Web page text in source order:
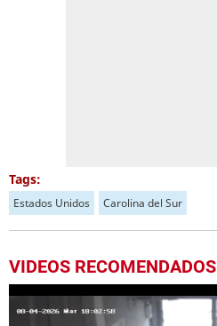
Tags:
Estados Unidos Carolina del Sur
VIDEOS RECOMENDADOS